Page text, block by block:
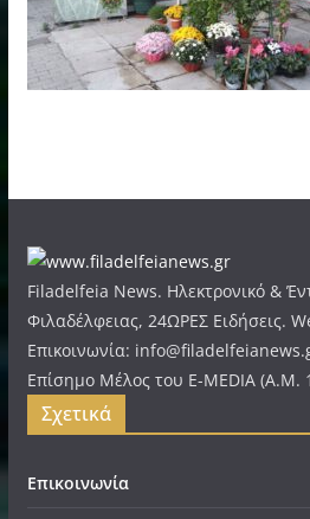
Filadelfeia News. Ηλεκτρονικό &
Φιλαδέλφειας, 24ΩΡΕΣ Ειδήσεις.
Επικοινωνία:
Επίσημο Μέλος του E-MEDIA (A.M.
Σχετικά
Επικοινωνία